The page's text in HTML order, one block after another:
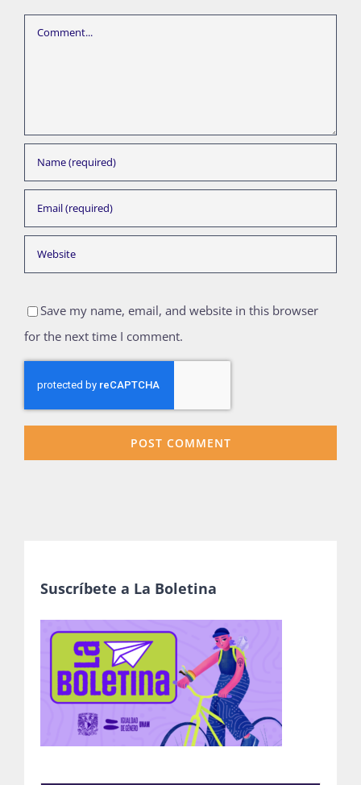
Comment
Save my name, email, and website in this browser
for the next time I comment.
Suscríbete a La Boletina